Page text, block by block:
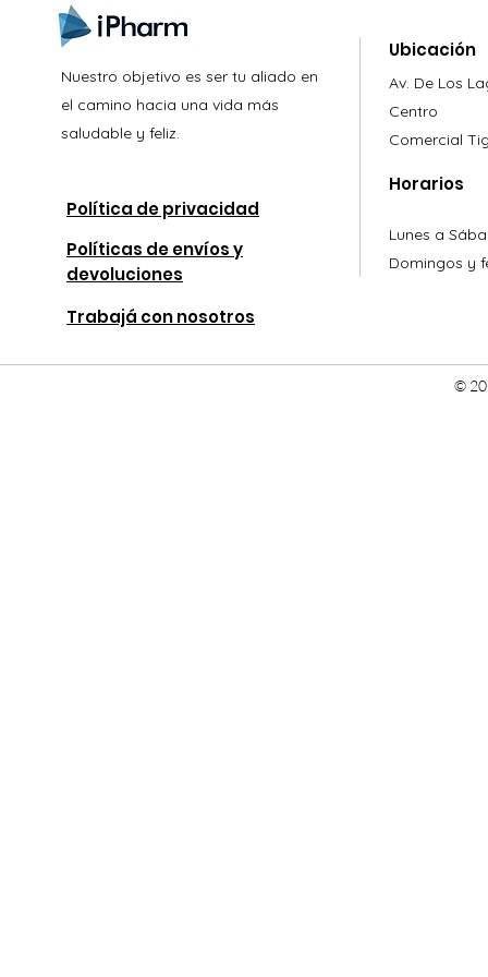
Nuestro objetivo es ser tu aliado en
el camino hacia una vida más
saludable y feliz.
Política de privacidad
Políticas de envíos y
devoluciones
Trabajá con nosotros
Ubicación
Av. De Los
Centro
Comercial
Horarios
Lunes a
Domingos y
©